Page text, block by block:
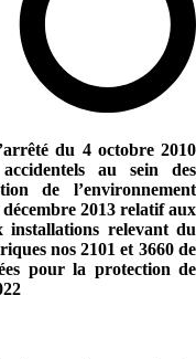
du 4 octobre 2010
au sein des
de l’environnement
2013 relatif aux
installations relevant du
nos 2101 et 3660 de
pour la protection de